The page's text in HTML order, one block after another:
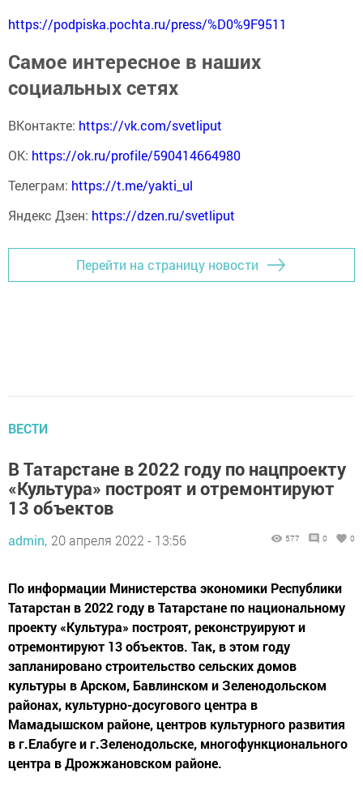
https://podpiska.pochta.ru/press/%D0%9F9511
Самое интересное в наших
социальных сетях
ВКонтакте: https://vk.com/svetliput
ОК: https://ok.ru/profile/590414664980
Телеграм: https://t.me/yakti_ul
Яндекс Дзен: https://dzen.ru/svetliput
Перейти на страницу новости
ВЕСТИ
В Татарстане в 2022 году по нацпроекту
«Культура» построят и отремонтируют
13 объектов
admin, 20 апреля 2022 - 13:56 577 0 0
По информации Министерства экономики Республики
Татарстан в 2022 году в Татарстане по национальному
проекту «Культура» построят, реконструируют и
отремонтируют 13 объектов. Так, в этом году
запланировано строительство сельских домов
культуры в Арском, Бавлинском и Зеленодольском
районах, культурно-досугового центра в
Мамадышском районе, центров культурного развития
в г.Елабуге и г.Зеленодольске, многофункционального
центра в Дрожжановском районе.